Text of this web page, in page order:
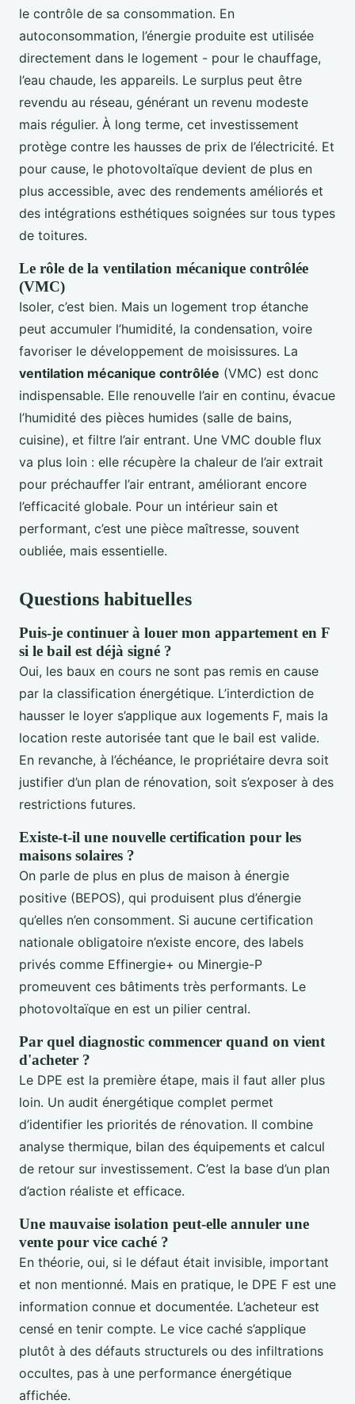
le contrôle de sa consommation. En
autoconsommation, l’énergie produite est utilisée
directement dans le logement - pour le chauffage,
l’eau chaude, les appareils. Le surplus peut être
revendu au réseau, générant un revenu modeste
mais régulier. À long terme, cet investissement
protège contre les hausses de prix de l’électricité. Et
pour cause, le photovoltaïque devient de plus en
plus accessible, avec des rendements améliorés et
des intégrations esthétiques soignées sur tous types
de toitures.
Le rôle de la ventilation mécanique contrôlée
(VMC)
Isoler, c’est bien. Mais un logement trop étanche
peut accumuler l’humidité, la condensation, voire
favoriser le développement de moisissures. La
ventilation mécanique contrôlée (VMC) est donc
indispensable. Elle renouvelle l’air en continu, évacue
l’humidité des pièces humides (salle de bains,
cuisine), et filtre l’air entrant. Une VMC double flux
va plus loin : elle récupère la chaleur de l’air extrait
pour préchauffer l’air entrant, améliorant encore
l’efficacité globale. Pour un intérieur sain et
performant, c’est une pièce maîtresse, souvent
oubliée, mais essentielle.
Questions habituelles
Puis-je continuer à louer mon appartement en F
si le bail est déjà signé ?
Oui, les baux en cours ne sont pas remis en cause
par la classification énergétique. L’interdiction de
hausser le loyer s’applique aux logements F, mais la
location reste autorisée tant que le bail est valide.
En revanche, à l’échéance, le propriétaire devra soit
justifier d’un plan de rénovation, soit s’exposer à des
restrictions futures.
Existe-t-il une nouvelle certification pour les
maisons solaires ?
On parle de plus en plus de maison à énergie
positive (BEPOS), qui produisent plus d’énergie
qu’elles n’en consomment. Si aucune certification
nationale obligatoire n’existe encore, des labels
privés comme Effinergie+ ou Minergie-P
promeuvent ces bâtiments très performants. Le
photovoltaïque en est un pilier central.
Par quel diagnostic commencer quand on vient
d'acheter ?
Le DPE est la première étape, mais il faut aller plus
loin. Un audit énergétique complet permet
d’identifier les priorités de rénovation. Il combine
analyse thermique, bilan des équipements et calcul
de retour sur investissement. C’est la base d’un plan
d’action réaliste et efficace.
Une mauvaise isolation peut-elle annuler une
vente pour vice caché ?
En théorie, oui, si le défaut était invisible, important
et non mentionné. Mais en pratique, le DPE F est une
information connue et documentée. L’acheteur est
censé en tenir compte. Le vice caché s’applique
plutôt à des défauts structurels ou des infiltrations
occultes, pas à une performance énergétique
affichée.